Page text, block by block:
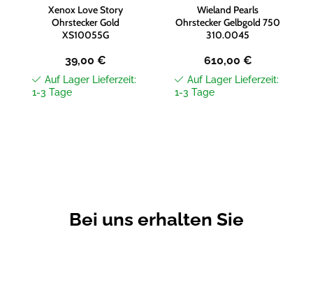
Xenox Love Story
Ohrstecker Gold
XS10055G
39,00 €
Auf Lager Lieferzeit:
1-3 Tage
Wieland Pearls
Ohrstecker Gelbgold 750
310.0045
610,00 €
Auf Lager Lieferzeit:
1-3 Tage
Bei uns erhalten Sie